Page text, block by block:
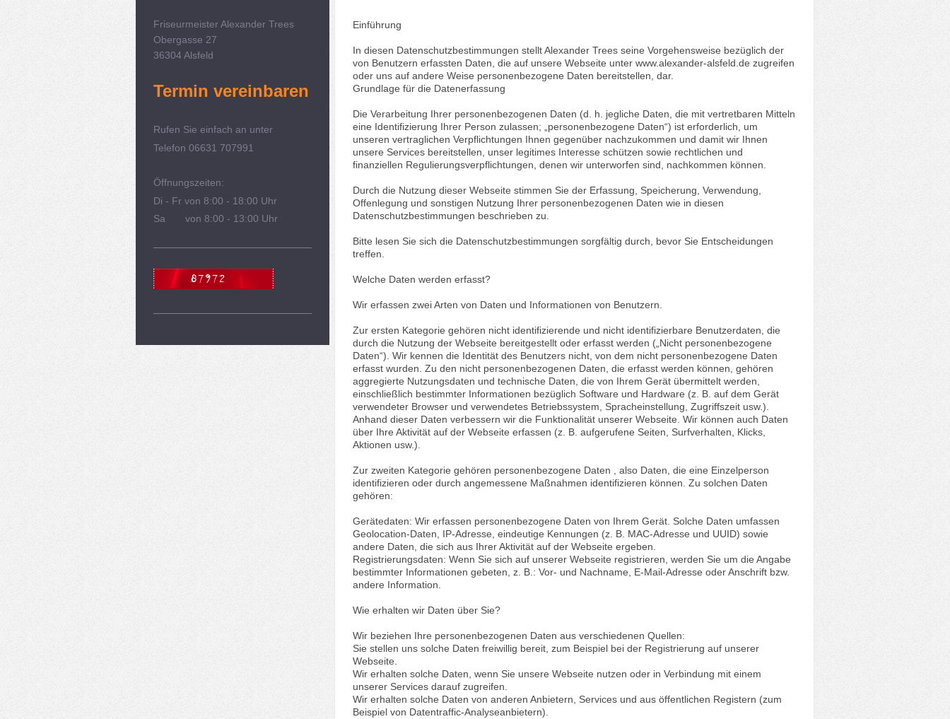
Einführung
In diesen Datenschutzbestimmungen stellt Alexander Trees seine Vorgehensweise bezüglich der
von Benutzern erfassten Daten, die auf unsere Webseite unter www.alexander-alsfeld.de zugreifen
oder uns auf andere Weise personenbezogene Daten bereitstellen, dar.
Grundlage für die Datenerfassung
Die Verarbeitung Ihrer personenbezogenen Daten (d. h. jegliche Daten, die mit vertretbaren Mitteln
eine Identifizierung Ihrer Person zulassen; „personenbezogene Daten“) ist erforderlich, um
unseren vertraglichen Verpflichtungen Ihnen gegenüber nachzukommen und damit wir Ihnen
unsere Services bereitstellen, unser legitimes Interesse schützen sowie rechtlichen und
finanziellen Regulierungsverpflichtungen, denen wir unterworfen sind, nachkommen können.
Durch die Nutzung dieser Webseite stimmen Sie der Erfassung, Speicherung, Verwendung,
Offenlegung und sonstigen Nutzung Ihrer personenbezogenen Daten wie in diesen
Datenschutzbestimmungen beschrieben zu.
Bitte lesen Sie sich die Datenschutzbestimmungen sorgfältig durch, bevor Sie Entscheidungen
treffen.
Welche Daten werden erfasst?
Wir erfassen zwei Arten von Daten und Informationen von Benutzern.
Zur ersten Kategorie gehören nicht identifizierende und nicht identifizierbare Benutzerdaten, die
durch die Nutzung der Webseite bereitgestellt oder erfasst werden („Nicht personenbezogene
Daten“). Wir kennen die Identität des Benutzers nicht, von dem nicht personenbezogene Daten
erfasst wurden. Zu den nicht personenbezogenen Daten, die erfasst werden können, gehören
aggregierte Nutzungsdaten und technische Daten, die von Ihrem Gerät übermittelt werden,
einschließlich bestimmter Informationen bezüglich Software und Hardware (z. B. auf dem Gerät
verwendeter Browser und verwendetes Betriebssystem, Spracheinstellung, Zugriffszeit usw.).
Anhand dieser Daten verbessern wir die Funktionalität unserer Webseite. Wir können auch Daten
über Ihre Aktivität auf der Webseite erfassen (z. B. aufgerufene Seiten, Surfverhalten, Klicks,
Aktionen usw.).
Zur zweiten Kategorie gehören personenbezogene Daten , also Daten, die eine Einzelperson
identifizieren oder durch angemessene Maßnahmen identifizieren können. Zu solchen Daten
gehören:
Gerätedaten: Wir erfassen personenbezogene Daten von Ihrem Gerät. Solche Daten umfassen
Geolocation-Daten, IP-Adresse, eindeutige Kennungen (z. B. MAC-Adresse und UUID) sowie
andere Daten, die sich aus Ihrer Aktivität auf der Webseite ergeben.
Registrierungsdaten: Wenn Sie sich auf unserer Webseite registrieren, werden Sie um die Angabe
bestimmter Informationen gebeten, z. B.: Vor- und Nachname, E-Mail-Adresse oder Anschrift bzw.
andere Information.
Wie erhalten wir Daten über Sie?
Wir beziehen Ihre personenbezogenen Daten aus verschiedenen Quellen:
Sie stellen uns solche Daten freiwillig bereit, zum Beispiel bei der Registrierung auf unserer
Webseite.
Wir erhalten solche Daten, wenn Sie unsere Webseite nutzen oder in Verbindung mit einem
unserer Services darauf zugreifen.
Wir erhalten solche Daten von anderen Anbietern, Services und aus öffentlichen Registern (zum
Beispiel von Datentraffic-Analyseanbietern).
Friseurmeister Alexander Trees
Obergasse 27
36304 Alsfeld
Termin vereinbaren
Rufen Sie einfach an unter
Telefon 06631 707991
Öffnungszeiten:
Di - Fr von 8:00 - 18:00 Uhr
Sa von 8:00 - 13:00 Uhr